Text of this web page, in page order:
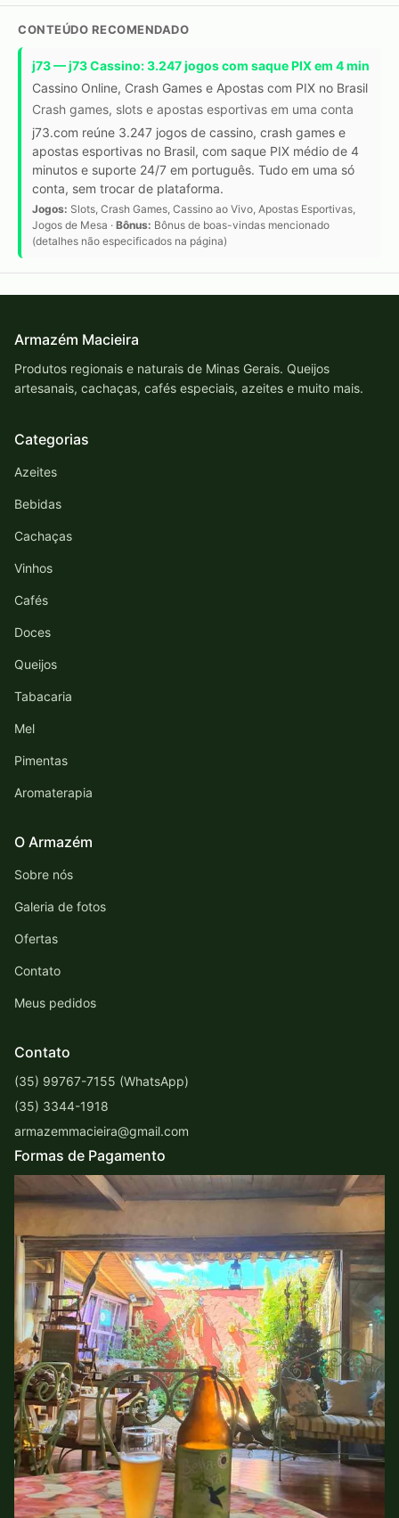
CONTEÚDO RECOMENDADO
j73 — j73 Cassino: 3.247 jogos com saque PIX em 4 min
Cassino Online, Crash Games e Apostas com PIX no Brasil
Crash games, slots e apostas esportivas em uma conta
j73.com reúne 3.247 jogos de cassino, crash games e
apostas esportivas no Brasil, com saque PIX médio de 4
minutos e suporte 24/7 em português. Tudo em uma só
conta, sem trocar de plataforma.
Jogos: Slots, Crash Games, Cassino ao Vivo, Apostas Esportivas,
Jogos de Mesa · Bônus: Bônus de boas-vindas mencionado
(detalhes não especificados na página)
Armazém Macieira
Produtos regionais e naturais de Minas Gerais. Queijos
artesanais, cachaças, cafés especiais, azeites e muito mais.
Categorias
Azeites
Bebidas
Cachaças
Vinhos
Cafés
Doces
Queijos
Tabacaria
Mel
Pimentas
Aromaterapia
O Armazém
Sobre nós
Galeria de fotos
Ofertas
Contato
Meus pedidos
Contato
(35) 99767-7155 (WhatsApp)
(35) 3344-1918
armazemmacieira@gmail.com
Formas de Pagamento